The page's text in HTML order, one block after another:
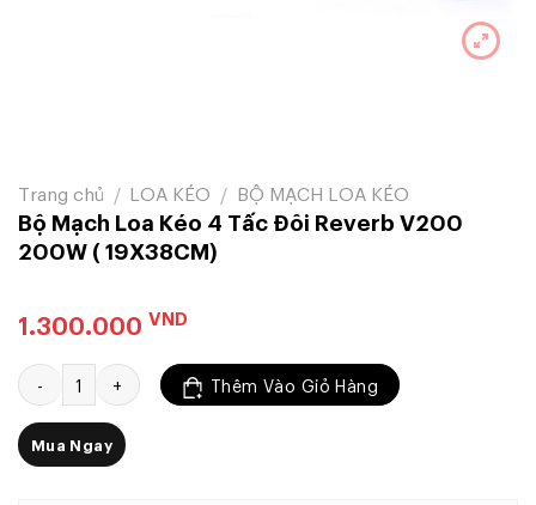
Trang chủ / LOA KÉO / BỘ MẠCH LOA KÉO
Bộ Mạch Loa Kéo 4 Tấc Đôi Reverb V200
200W ( 19X38CM)
1.300.000 VND
Bộ Mạch Loa Kéo 4 Tấc Đôi Reverb V200 200W ( 19X38CM) số
Thêm Vào Giỏ Hàng
Mua Ngay